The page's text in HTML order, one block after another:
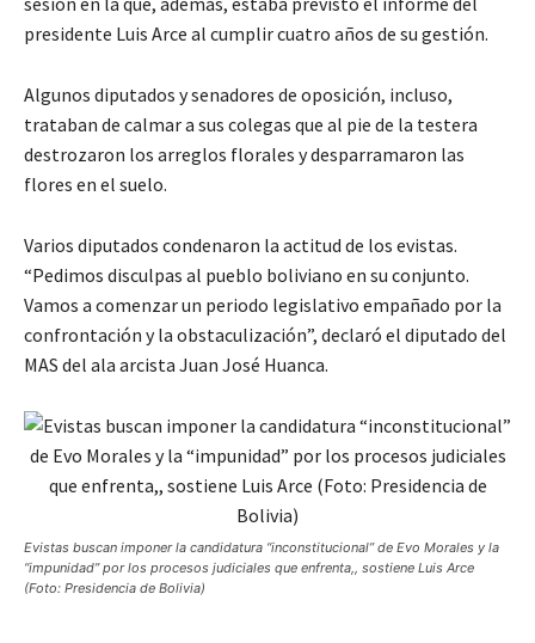
presidente Luis Arce al cumplir cuatro años de su gestión.
Algunos diputados y senadores de oposición, incluso,
trataban de calmar a sus colegas que al pie de la testera
destrozaron los arreglos florales y desparramaron las
flores en el suelo.
Varios diputados condenaron la actitud de los evistas.
“Pedimos disculpas al pueblo boliviano en su conjunto.
Vamos a comenzar un periodo legislativo empañado por la
confrontación y la obstaculización”, declaró el diputado del
MAS del ala arcista Juan José Huanca.
Evistas buscan imponer la candidatura “inconstitucional” de Evo Morales y la
“impunidad” por los procesos judiciales que enfrenta,, sostiene Luis Arce
(Foto: Presidencia de Bolivia)